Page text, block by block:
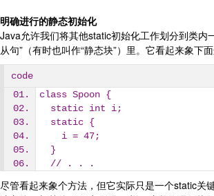
明确进行的静态初始化
Java允许我们将其他static初始化工作划分到类内
从句”（有时也叫作“静态块”）里。它看起来象下
code
class Spoon {
  static int i;
  static {
    i = 47;
  }
  // . . .
尽管看起来象个方法，但它实际只是一个static关